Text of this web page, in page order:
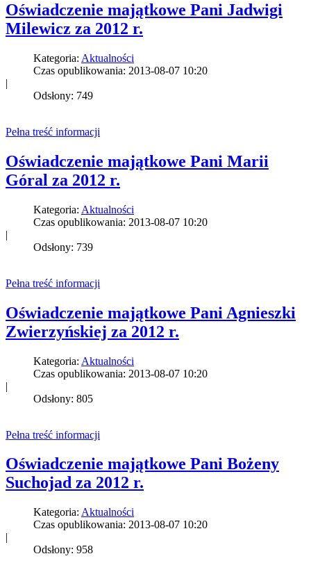
Oświadczenie majątkowe Pani Jadwigi
Milewicz za 2012 r.
Kategoria: Aktualności
Czas opublikowania: 2013-08-07 10:20
|
Odsłony: 749
Pełna treść informacji
Oświadczenie majątkowe Pani Marii
Góral za 2012 r.
Kategoria: Aktualności
Czas opublikowania: 2013-08-07 10:20
|
Odsłony: 739
Pełna treść informacji
Oświadczenie majątkowe Pani Agnieszki
Zwierzyńskiej za 2012 r.
Kategoria: Aktualności
Czas opublikowania: 2013-08-07 10:20
|
Odsłony: 805
Pełna treść informacji
Oświadczenie majątkowe Pani Bożeny
Suchojad za 2012 r.
Kategoria: Aktualności
Czas opublikowania: 2013-08-07 10:20
|
Odsłony: 958